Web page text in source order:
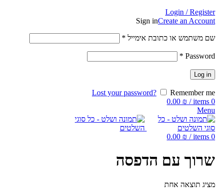
Login / Register
Sign inCreate an Account
שם משתמש או כתובת אימייל *
Password
*
Log in
Lost your password?
Remember me
0
items
/
0.00 ₪
Menu
0
items
/
0.00 ₪
שרוך עם הדפסה
מציג תוצאה אחת